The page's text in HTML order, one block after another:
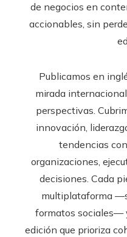
de negocios en
accionables, sin
Publicamos en
mirada
perspectivas.
innovación,
tendencias
organizaciones,
decisiones. Cada
multiplataforma
formatos sociales—
edición que prioriza